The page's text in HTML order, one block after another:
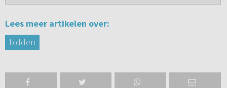
Lees meer artikelen over:
bidden